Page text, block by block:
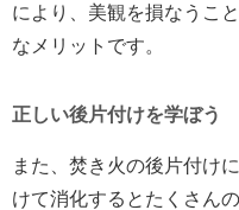
により、美観を損なうこ
なメリットです。
正しい後片付けを学ぼう
また、焚き火の後片付け
けて消化するとたくさん